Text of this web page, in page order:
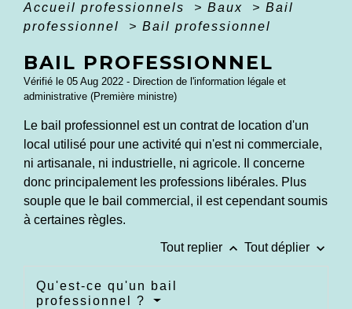
Accueil professionnels > Baux > Bail
professionnel
> Bail professionnel
BAIL PROFESSIONNEL
Vérifié le 05 Aug 2022 - Direction de l'information légale et
administrative (Première ministre)
Le bail professionnel est un contrat de location d'un
local utilisé pour une activité qui n'est ni commerciale,
ni artisanale, ni industrielle, ni agricole. Il concerne
donc principalement les professions libérales. Plus
souple que le bail commercial, il est cependant soumis
à certaines règles.
Tout replier keyboard_arrow_up Tout déplier keyboard_arrow_down
Qu'est-ce qu'un bail
professionnel ?